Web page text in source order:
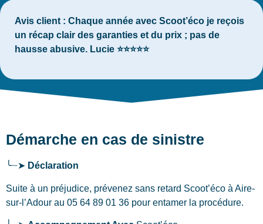
Avis client : Chaque année avec Scoot’éco je reçois
un récap clair des garanties et du prix ; pas de
hausse abusive. Lucie ⭐⭐⭐⭐⭐
Démarche en cas de sinistre
╰┈➤ Déclaration
Suite à un préjudice, prévenez sans retard Scoot’éco à Aire-
sur-l’Adour au 05 64 89 01 36 pour entamer la procédure.